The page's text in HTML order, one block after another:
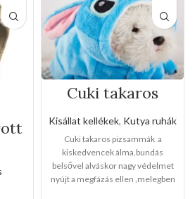
Cuki takaros
pizsammák (Több
méretben)
Kisállat kellékek, Kutya ruhák
Cuki takaros pizsammák a
kiskedvencek álma,bundás
belsővel alváskor nagy védelmet
nyújt a megfázás ellen ,melegben